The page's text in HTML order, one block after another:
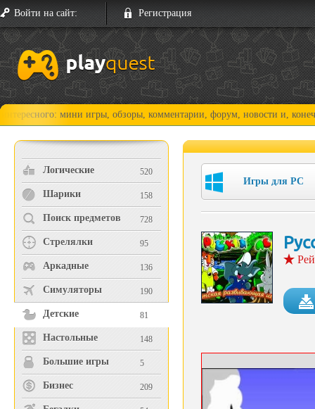
Войти на сайт: Регистрация
мини игры, обзоры, комментарии, форум, новости и, конечно,
Логические 520
Шарики 158
Поиск предметов 728
Стрелялки 95
Аркадные 136
Симуляторы 190
Детские 81
Настольные 148
Большие игры 5
Бизнес 209
Игры для PC